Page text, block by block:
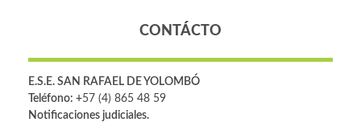
CONTÁCTO
E.S.E. SAN RAFAEL DE YOLOMBÓ
Teléfono: +57 (4) 865 48 59
Notificaciones judiciales.